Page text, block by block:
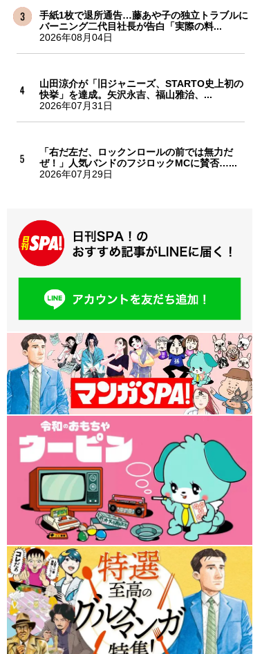
手紙1枚で退所通告…藤あや子の独立トラブルに
バーニング二代目社長が告白「実際の料...
2026年08月04日
山田涼介が「旧ジャニーズ、STARTO史上初の
快挙」を達成。矢沢永吉、福山雅治、...
2026年07月31日
「右だ左だ、ロックンロールの前では無力だ
ぜ！」人気バンドのフジロックMCに賛否…...
2026年07月29日